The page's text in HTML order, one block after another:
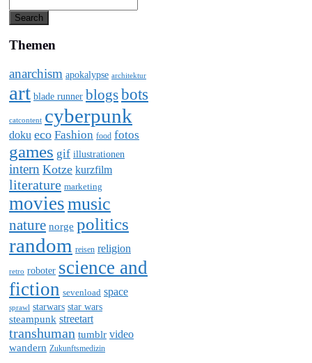
Themen
anarchism apokalypse architektur
art blade runner blogsbots
catcontent cyberpunk
doku eco Fashion food fotos
games gif illustrationen
intern Kotze kurzfilm
literature marketing
moviesmusic
nature norge politics
random reisen religion
retro roboter science and
fiction sevenload space
sprawl starwars star wars
steampunk streetart
transhuman tumblr video
wandern Zukunftsmedizin